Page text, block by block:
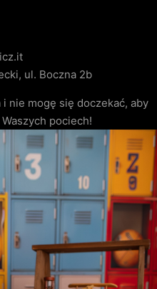
ul. Boczna 2b
i nie mogę się doczekać, aby
pociech!